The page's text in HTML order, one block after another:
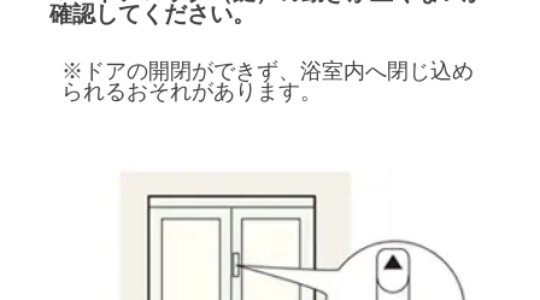
確認してください。
※ドアの開閉ができず、浴室内へ閉じ込め
られるおそれがあります。